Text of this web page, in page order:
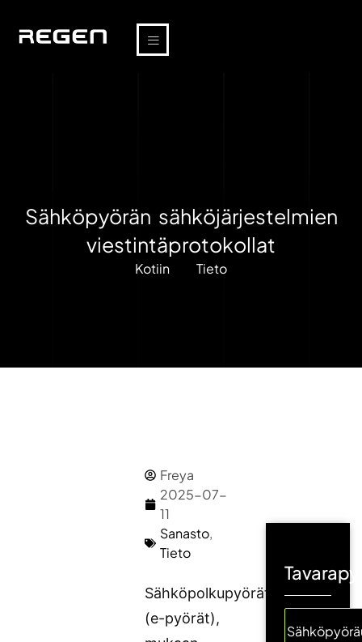
Sähköpyörän sähköjärjestelmien
viestintäprotokollat
Kotiin Tieto
Freya
2025-07-
11
Sanasto,
Tieto
Sähköpolkupyörät
(e-pyörät),